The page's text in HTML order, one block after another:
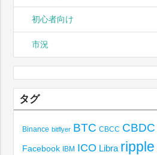
初心者向け
市況
タグ
Binance bitflyer BTC CBCC CBDC
Facebook IBM ICO Libra ripple